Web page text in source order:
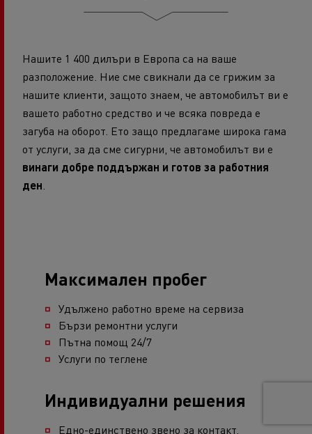
Нашите 1 400 дилъри в Европа са на ваше
разположение. Ние сме свикнали да се грижим за
нашите клиенти, защото знаем, че автомобилът ви е
вашето работно средство и че всяка повреда е
загуба на оборот. Ето защо предлагаме широка гама
от услуги, за да сме сигурни, че автомобилът ви е
винаги добре поддържан и готов за работния
ден
Максимален пробег
Удължено работно време на сервиза
Бързи ремонтни услуги
Пътна помощ 24/7
Услуги по теглене
Индивидуални решения
Едно-единствено звено за контакт,